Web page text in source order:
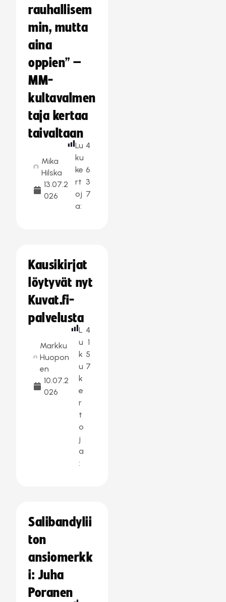
rauhallisem
min, mutta
aina
oppien” –
MM-
kultavalmen
taja kertaa
taivaltaan
Mika
Hilska
13.07.2
026
Lu
ku
ke
rt
oj
a:
4
6
3
7
Kausikirjat
löytyvät nyt
Kuvat.fi-
palvelusta
Markku
Huopon
en
10.07.2
026
L
u
k
u
k
e
r
t
o
j
a
:
4
1
5
7
Salibandylii
ton
ansiomerkk
i: Juha
Poranen